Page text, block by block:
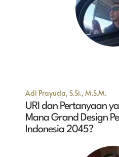
Adi Prayuda, S.Si., M.S.M.
URI dan Pertanyaan
Mana Grand Design
Indonesia 2045?